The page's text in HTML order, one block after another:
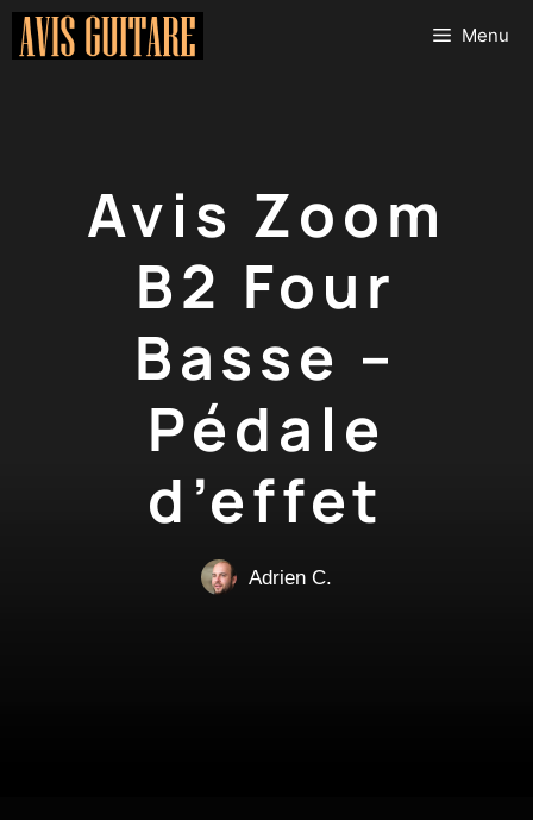
Aller
Menu
Avis Zoom
B2 Four
Basse –
Pédale
d’effet
Adrien C.